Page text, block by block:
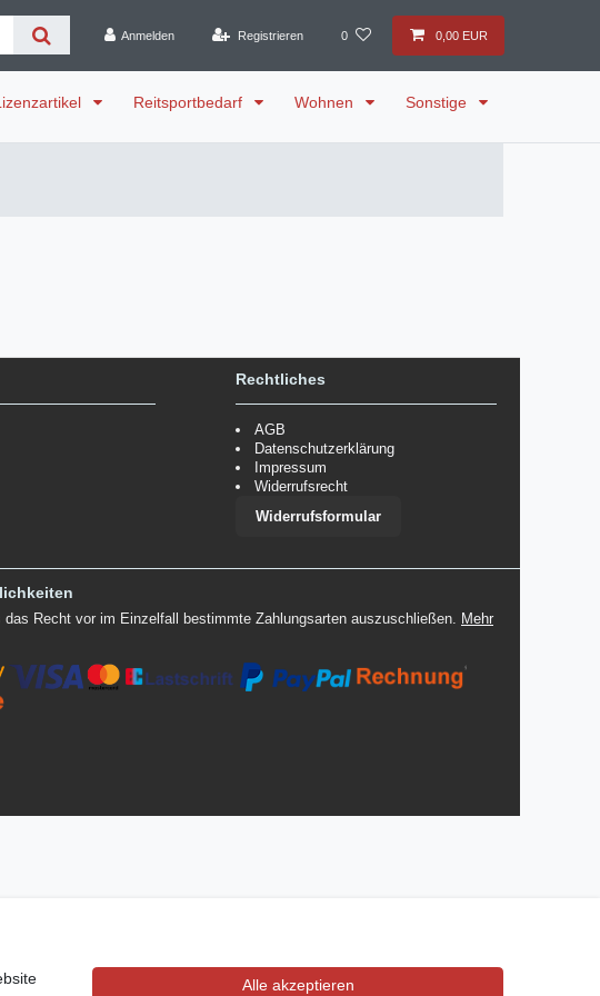
Anmelden Registrieren 0 0,00 EUR
Reitsportbedarf Wohnen Sonstige
Rechtliches
AGB
Datenschutzerklärung
Impressum
Widerrufsrecht
Widerrufsformular
das Recht vor im Einzelfall bestimmte Zahlungsarten auszuschließen.
Mehr
Alle akzeptieren